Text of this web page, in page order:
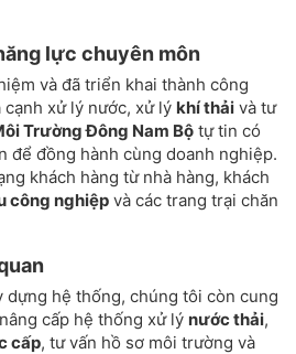
lực chuyên môn
và đã triển khai thành công
xử lý nước, xử lý khí thải và tư
Trường Đông Nam Bộ tự tin có
để đồng hành cùng doanh nghiệp.
khách hàng từ nhà hàng, khách
công nghiệp và các trang trại chăn
dựng hệ thống, chúng tôi còn cung
cấp hệ thống xử lý nước thải,
cấp, tư vấn hồ sơ môi trường và